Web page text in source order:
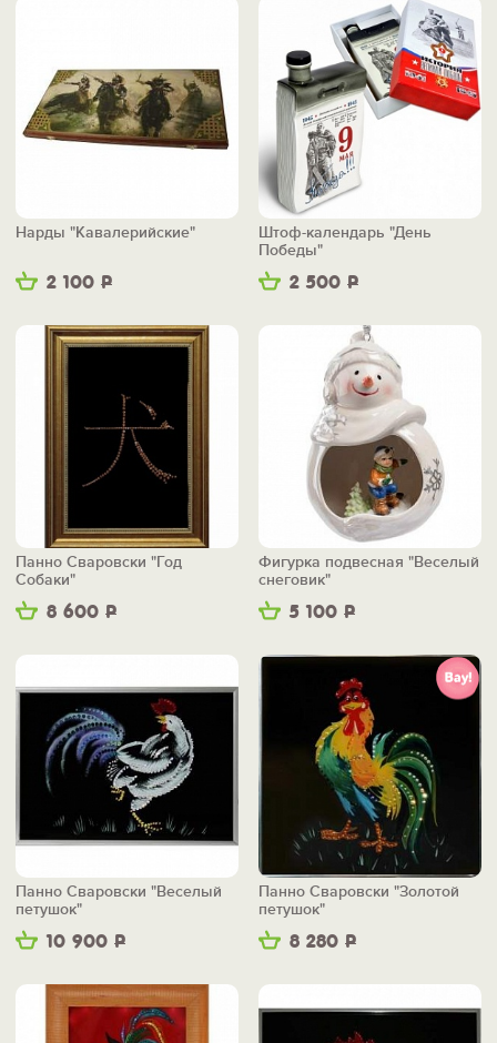
2 100 Р
Нарды "Кавалерийские"
2 500 Р
Штоф-календарь "День
Победы"
8 600 Р
Панно Сваровски "Год
Собаки"
5 100 Р
Фигурка подвесная "Веселый
снеговик"
10 900 Р
Панно Сваровски "Веселый
петушок"
8 280 Р
Панно Сваровски "Золотой
петушок"